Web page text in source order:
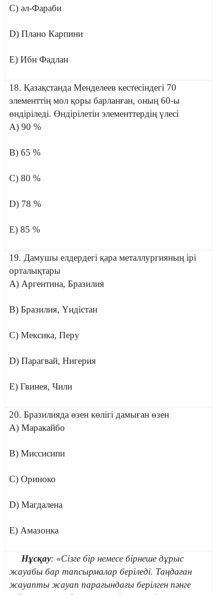
C) әл-Фараби
D) Плано Карпини
E) Ибн Фадлан
18. Қазақстанда Менделеев кестесіндегі 70
элементтің мол қоры барланған, оның 60-ы
өндіріледі. Өндірілетін элементтердің үлесі
A) 90 %
B) 65 %
C) 80 %
D) 78 %
E) 85 %
19. Дамушы елдердегі қара металлургияның ірі
орталықтары
A) Аргентина, Бразилия
B) Бразилия, Үндістан
C) Мексика, Перу
D) Парагвай, Нигерия
E) Гвинея, Чили
20. Бразилияда өзен көлігі дамыған өзен
A) Маракайбо
B) Миссисипи
C) Ориноко
D) Магдалена
E) Амазонка
Нұсқау: «Сізге бір немесе бірнеше дұрыс
жауабы бар тапсырмалар беріледі. Таңдаған
жауапты жауап парағындағы берілген пәнге